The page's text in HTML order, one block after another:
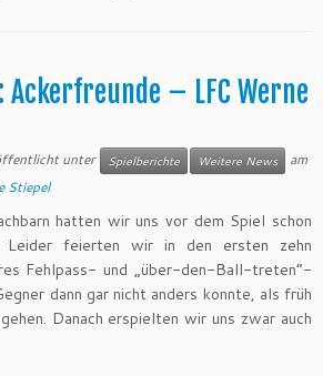
Ackerfreunde – LFC Werne
unter Spielberichte Weitere News
am
Stiepel
hatten wir uns vor dem Spiel schon
feierten wir in den ersten zehn
Fehlpass- und „über-den-Ball-treten“-
dann gar nicht anders konnte, als früh
Danach erspielten wir uns zwar auch